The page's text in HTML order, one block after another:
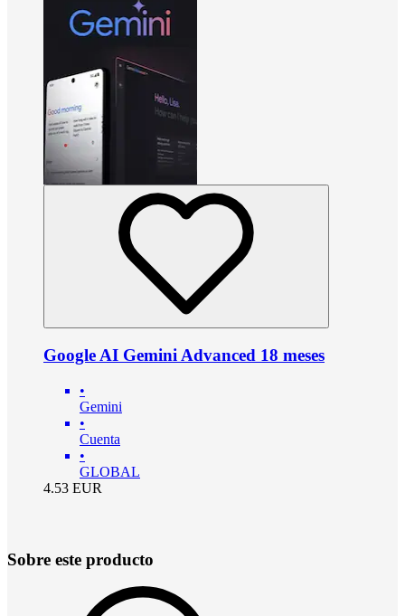
Google AI Gemini Advanced 18 meses
•
Gemini
•
Cuenta
•
GLOBAL
4.53 EUR
Sobre este producto